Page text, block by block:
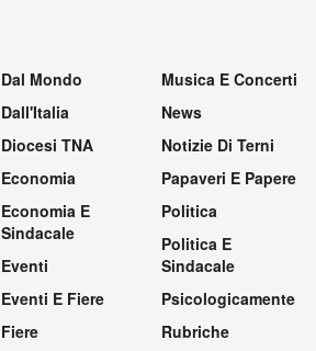
Dal Mondo
Dall'Italia
Diocesi TNA
Economia
Economia E
Sindacale
Eventi
Eventi E Fiere
Fiere
Musica E Concerti
News
Notizie Di Terni
Papaveri E Papere
Politica
Politica E
Sindacale
Psicologicamente
Rubriche